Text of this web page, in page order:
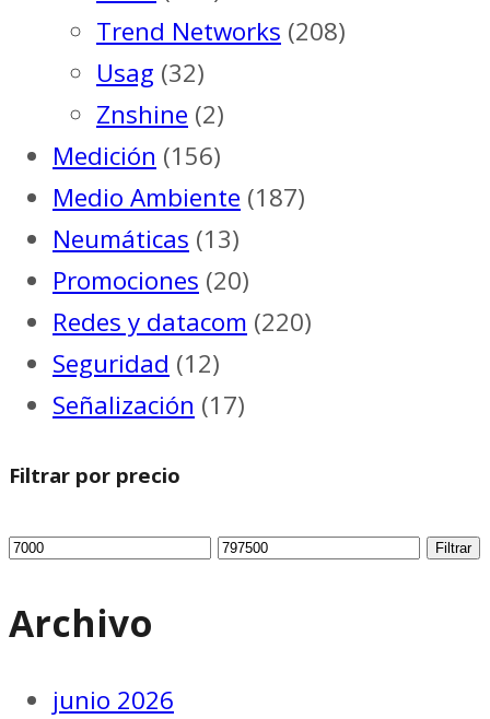
Trend Networks (208)
Usag (32)
Znshine (2)
Medición (156)
Medio Ambiente (187)
Neumáticas (13)
Promociones (20)
Redes y datacom (220)
Seguridad (12)
Señalización (17)
Filtrar por precio
Filtrar
Archivo
junio 2026